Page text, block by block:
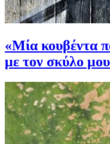
«Μία κουβέντα
με τον σκύλο